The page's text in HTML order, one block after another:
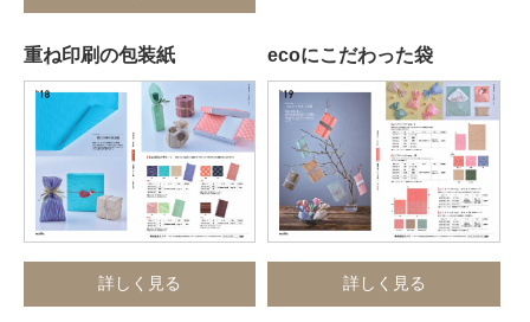
重ね印刷の包装紙
詳しく見る
ecoにこだわった袋
詳しく見る